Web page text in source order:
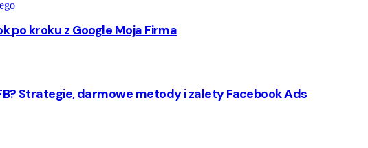
po kroku z Google Moja Firma
Strategie, darmowe metody i zalety Facebook Ads